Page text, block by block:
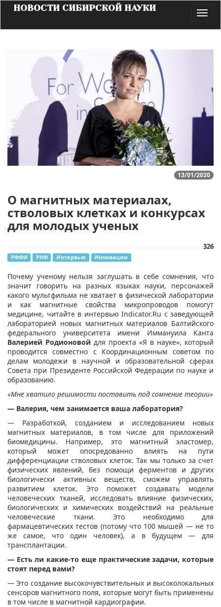
НОВОСТИ СИБИРСКОЙ НАУКИ
13/01/2020
О магнитных материалах,
стволовых клетках и конкурсах
для молодых ученых
326
РФФИ РНФ Интервью Инновации
​Почему ученому нельзя заглушать в себе сомнения, что
значит говорить на разных языках науки, персонажей
какого мультфильма не хватает в физической лаборатории
и как магнитные свойства микропроводов помогут
медицине, читайте в интервью Indicator.Ru с заведующей
лабораторией новых магнитных материалов Балтийского
федерального университета имени Иммануила Канта
Валерией Родионовой для проекта «Я в науке», который
проводится совместно с Координационным советом по
делам молодежи в научной и образовательной сферах
Совета при Президенте Российской Федерации по науке и
образованию.
«Мне хватило решимости поставить под сомнение теории»
— Валерия, чем занимается ваша лаборатория?
— Разработкой, созданием и исследованием новых
магнитных материалов, в том числе для приложений
биомедицины. Например, это магнитный эластомер,
который может опосредованно влиять на пути
дифференциации стволовых клеток. Так мы только за счет
физических явлений, без помощи ферментов и других
биологически активных веществ, сможем управлять
развитием клеток. Это поможет создавать модели
человеческих тканей, исследовать влияние физических,
биологических и химических воздействий на реальные
человеческие ткани. Это необходимо для
фармацевтических тестов (потому что 100 мышей — не то
же самое, что один человек), а в будущем — для
трансплантации.
— Есть ли какие-то еще практические задачи, которые
стоят перед вами?
— Это создание высокочувствительных и высоколокальных
сенсоров магнитного поля, которые могут быть применены
в том числе в магнитной кардиографии.